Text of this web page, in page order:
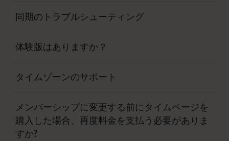
同期のトラブルシューティング
体験版はありますか？
タイムゾーンのサポート
メンバーシップに変更する前にタイムページを
購入した場合、再度料金を支払う必要がありま
すか?